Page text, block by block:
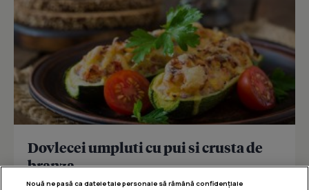
Dovlecei umpluti cu pui si crusta de
branza
Reteta delicioasa de dovlecei umpluti cu pui si crusta
Nouă ne pasă ca datele tale personale să rămână confidențiale